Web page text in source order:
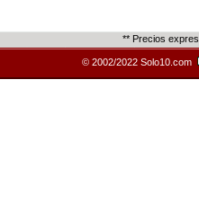
** Precios
© 2002/2022 Solo10.com